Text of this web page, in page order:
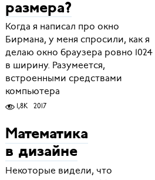
размера?
Когда я написал про окно
Бирмана, у меня спросили, как я
делаю окно браузера ровно 1024
в ширину. Разумеется,
встроенными средствами
компьютера
1,8K 2017
Математика
в дизайне
Некоторые видели, что